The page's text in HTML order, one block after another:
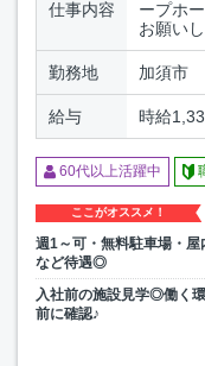
仕事内容
ープホ
お願いし
勤務地 加須市
給与 時給
60代以上活躍中
ここがオススメ！
週1～可・無料駐車場・屋
など待遇◎
入社前の施設見学◎働く
前に確認♪